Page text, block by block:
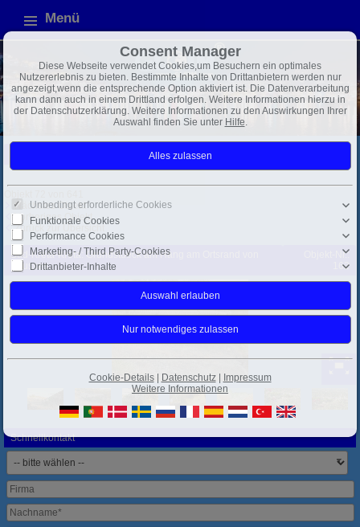
Menü
Exposé
Nächstes Objekt
Vorheriges Objekt
Zurück zur Übersicht
Süd-Kreta-Kreta: Grundstueck am Hang am Ortsrand von
Kousses
Objekt-Nr.:
162
Schnellkontakt
Consent Manager
Diese Webseite verwendet Cookies,um Besuchern ein optimales
Nutzererlebnis zu bieten. Bestimmte Inhalte von Drittanbietern werden nur
angezeigt,wenn die entsprechende Option aktiviert ist. Die Datenverarbeitung
kann dann auch in einem Drittland erfolgen. Weitere Informationen hierzu in
der Datenschutzerklärung. Weitere Informationen zu den Auswirkungen Ihrer
Auswahl finden Sie unter Hilfe
Unbedingt erforderliche Cookies
Funktionale Cookies
Performance Cookies
Marketing- / Third Party-Cookies
Drittanbieter-Inhalte
Cookie-Details| Datenschutz|
Impressum
Weitere Informationen